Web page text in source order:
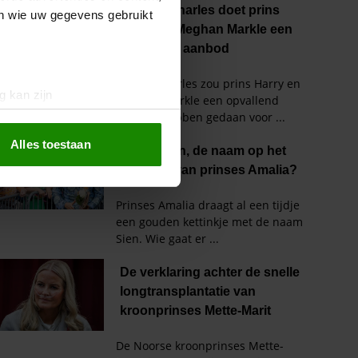
wie uw gegevens gebruikt
kan zijn
te bieden en om ons
partners voor social
die u aan ze heeft
met onze cookies als u
Alles toestaan